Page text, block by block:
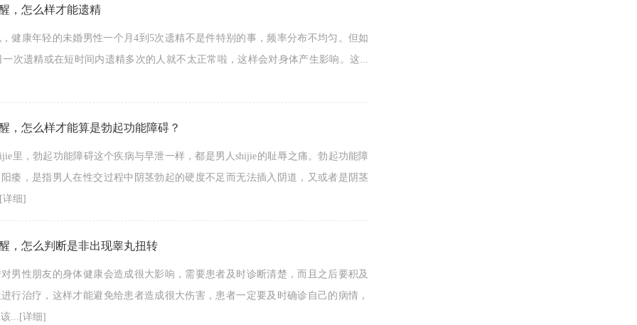
，怎么样才能遗精
健康年轻的未婚男性一个月4到5次遗精不是件特别的事，频率分布不均匀。但如
一次遗精或在短时间内遗精多次的人就不太正常啦，这样会对身体产生影响。这...
，怎么样才能算是勃起功能障碍？
里，勃起功能障碍这个疾病与早泄一样，都是男人shijie的耻辱之痛。勃起功能障
痿，是指男人在性交过程中阴茎勃起的硬度不足而无法插入阴道，又或者是阴茎
详细]
，怎么判断是非出现睾丸扭转
男性朋友的身体健康会造成很大影响，需要患者及时诊断清楚，而且之后要积及
行治疗，这样才能避免给患者造成很大伤害，患者一定要及时确诊自己的病情，
... [详细]